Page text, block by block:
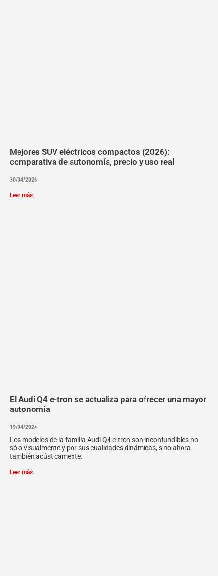
Mejores SUV eléctricos compactos (2026):
comparativa de autonomía, precio y uso real
30/04/2026
Leer más
El Audi Q4 e-tron se actualiza para ofrecer una mayor
autonomía
19/04/2024
Los modelos de la familia Audi Q4 e-tron son inconfundibles no
sólo visualmente y por sus cualidades dinámicas, sino ahora
también acústicamente.
Leer más